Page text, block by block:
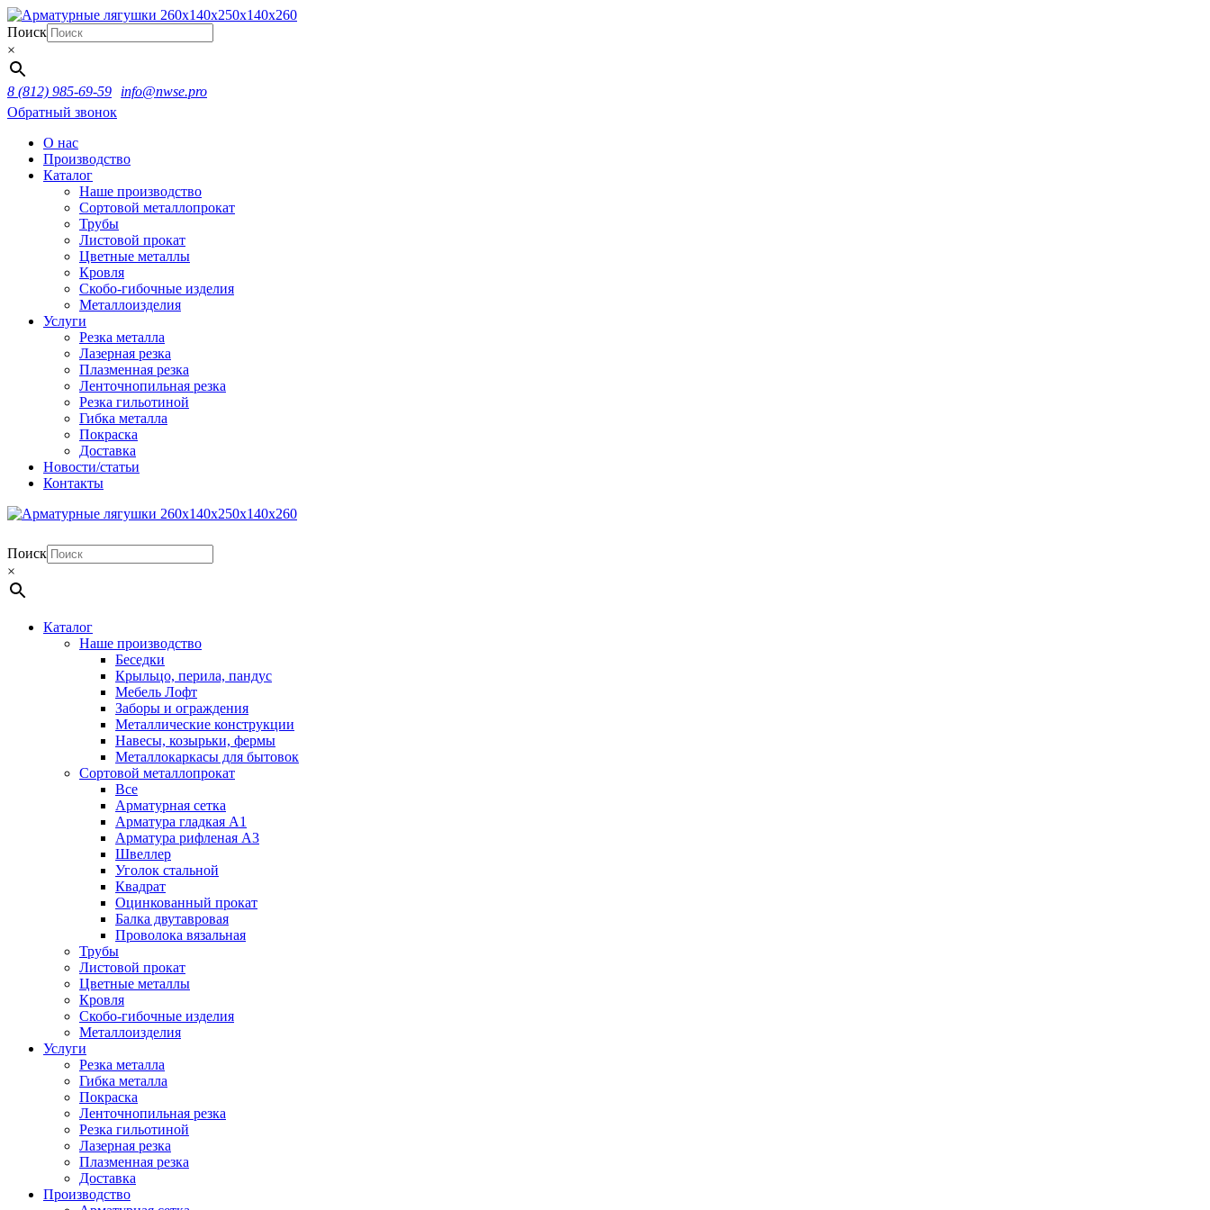
Поиск
×
8 (812) 985-69-59
info@nwse.pro
Обратный звонок
О нас
Производство
Каталог
Наше производство
Сортовой металлопрокат
Трубы
Листовой прокат
Цветные металлы
Кровля
Скобо-гибочные изделия
Металлоизделия
Услуги
Резка металла
Лазерная резка
Плазменная резка
Ленточнопильная резка
Резка гильотиной
Гибка металла
Покраска
Доставка
Новости/статьи
Контакты
Поиск
×
Каталог
Наше производство
Беседки
Крыльцо, перила, пандус
Мебель Лофт
Заборы и ограждения
Металлические конструкции
Навесы, козырьки, фермы
Металлокаркасы для бытовок
Сортовой металлопрокат
Все
Арматурная сетка
Арматура гладкая А1
Арматура рифленая А3
Швеллер
Уголок стальной
Квадрат
Оцинкованный прокат
Балка двутавровая
Проволока вязальная
Трубы
Листовой прокат
Цветные металлы
Кровля
Скобо-гибочные изделия
Металлоизделия
Услуги
Резка металла
Гибка металла
Покраска
Ленточнопильная резка
Резка гильотиной
Лазерная резка
Плазменная резка
Доставка
Производство